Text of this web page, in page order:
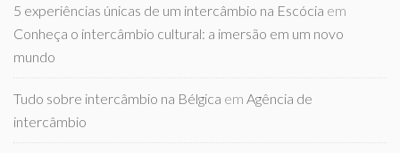
5 experiências únicas de um intercâmbio na Escócia em
Conheça o intercâmbio cultural: a imersão em um novo
mundo
Tudo sobre intercâmbio na Bélgica em Agência de
intercâmbio